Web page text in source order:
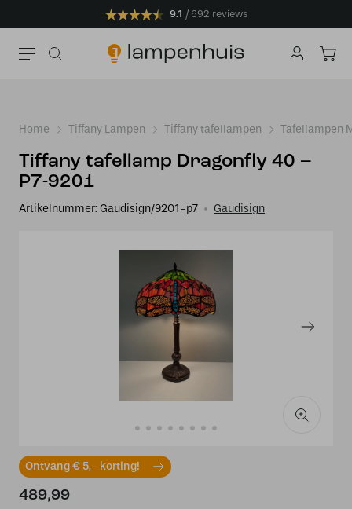
9.1 692 reviews
Home Tiffany Lampen Tiffany tafellampen Tafellampen
Tiffany tafellamp Dragonfly 40 –
P7-9201
Artikelnummer: Gaudisign/9201-p7 Gaudisign
Ontvang € 5,- korting!
489,99